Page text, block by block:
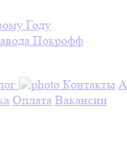
Году
Покрофф
Контакты
Оплата Вакансии